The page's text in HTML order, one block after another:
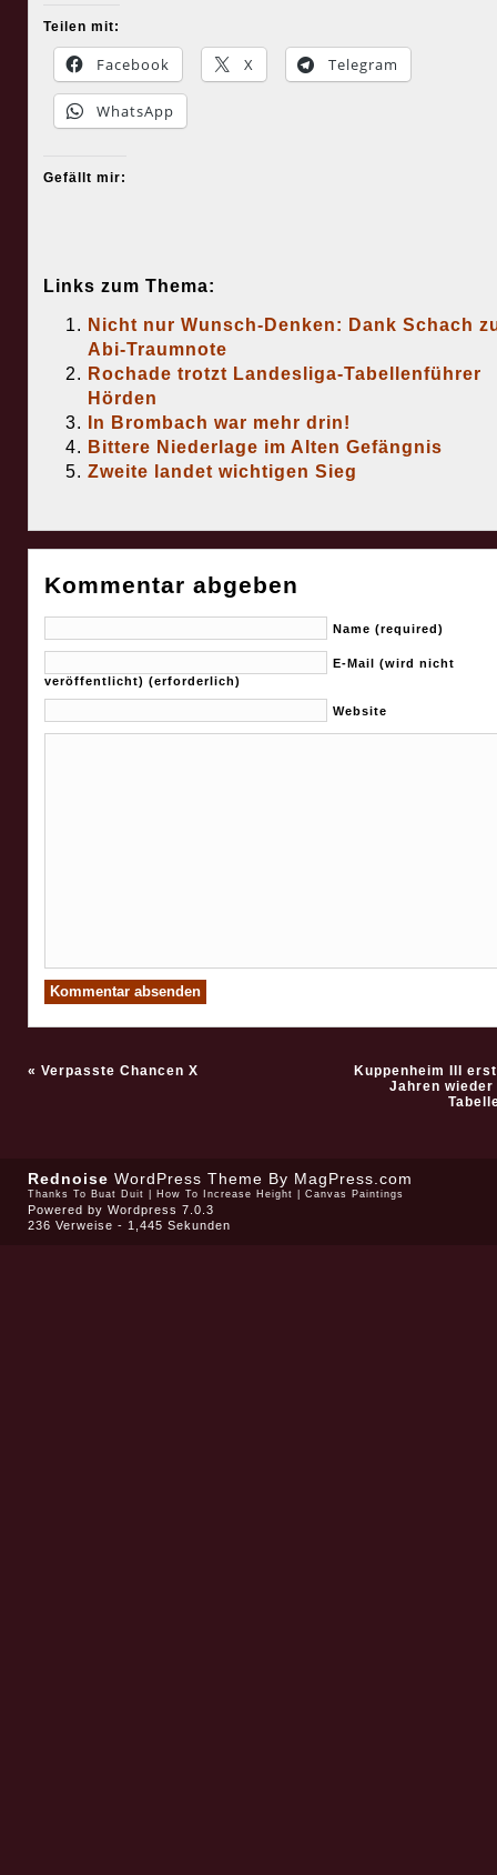
Teilen mit:
Facebook X Telegram
WhatsApp
Gefällt mir:
Links zum Thema:
Nicht nur Wunsch-Denken: Dank Schach
Abi-Traumnote
Rochade trotzt Landesliga-Tabellenführer
Hörden
In Brombach war mehr drin!
Bittere Niederlage im Alten Gefängnis
Zweite landet wichtigen Sieg
Kommentar abgeben
Name (required)
E-Mail (wird nicht
veröffentlicht) (erforderlich)
Website
« Verpasste Chancen X
Kuppenheim III
Jahren
Rednoise WordPress Theme By MagPress.com
Thanks To Buat Duit How To Increase Height Canvas Paintings
Powered by Wordpress 7.0.3
236 Verweise - 1,445 Sekunden